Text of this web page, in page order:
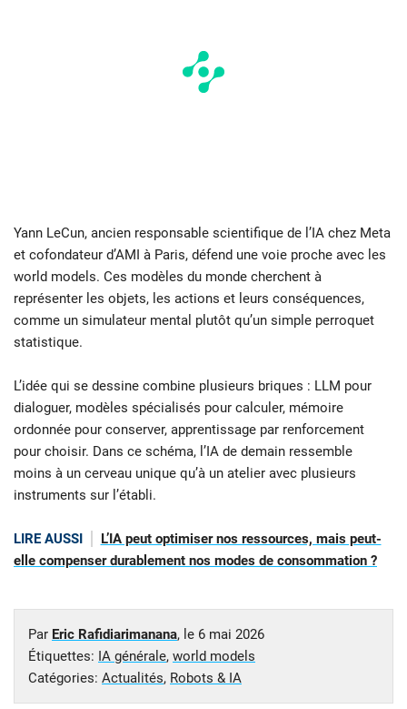
Yann LeCun, ancien responsable scientifique de l’IA chez Meta
et cofondateur d’AMI à Paris, défend une voie proche avec les
world models. Ces modèles du monde cherchent à
représenter les objets, les actions et leurs conséquences,
comme un simulateur mental plutôt qu’un simple perroquet
statistique.
L’idée qui se dessine combine plusieurs briques : LLM pour
dialoguer, modèles spécialisés pour calculer, mémoire
ordonnée pour conserver, apprentissage par renforcement
pour choisir. Dans ce schéma, l’IA de demain ressemble
moins à un cerveau unique qu’à un atelier avec plusieurs
instruments sur l’établi.
LIRE AUSSI
L’IA peut optimiser nos ressources, mais peut-
elle compenser durablement nos modes de consommation ?
Par Eric Rafidiarimanana, le 6 mai 2026
Étiquettes: IA générale, world models
Catégories: Actualités, Robots & IA